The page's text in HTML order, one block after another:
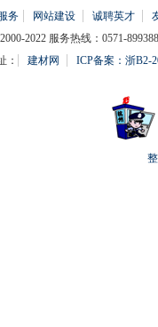
务 网站建设 诚聘英才
2022 服务热线：0571-
：
建材网 ICP备案：浙B2-